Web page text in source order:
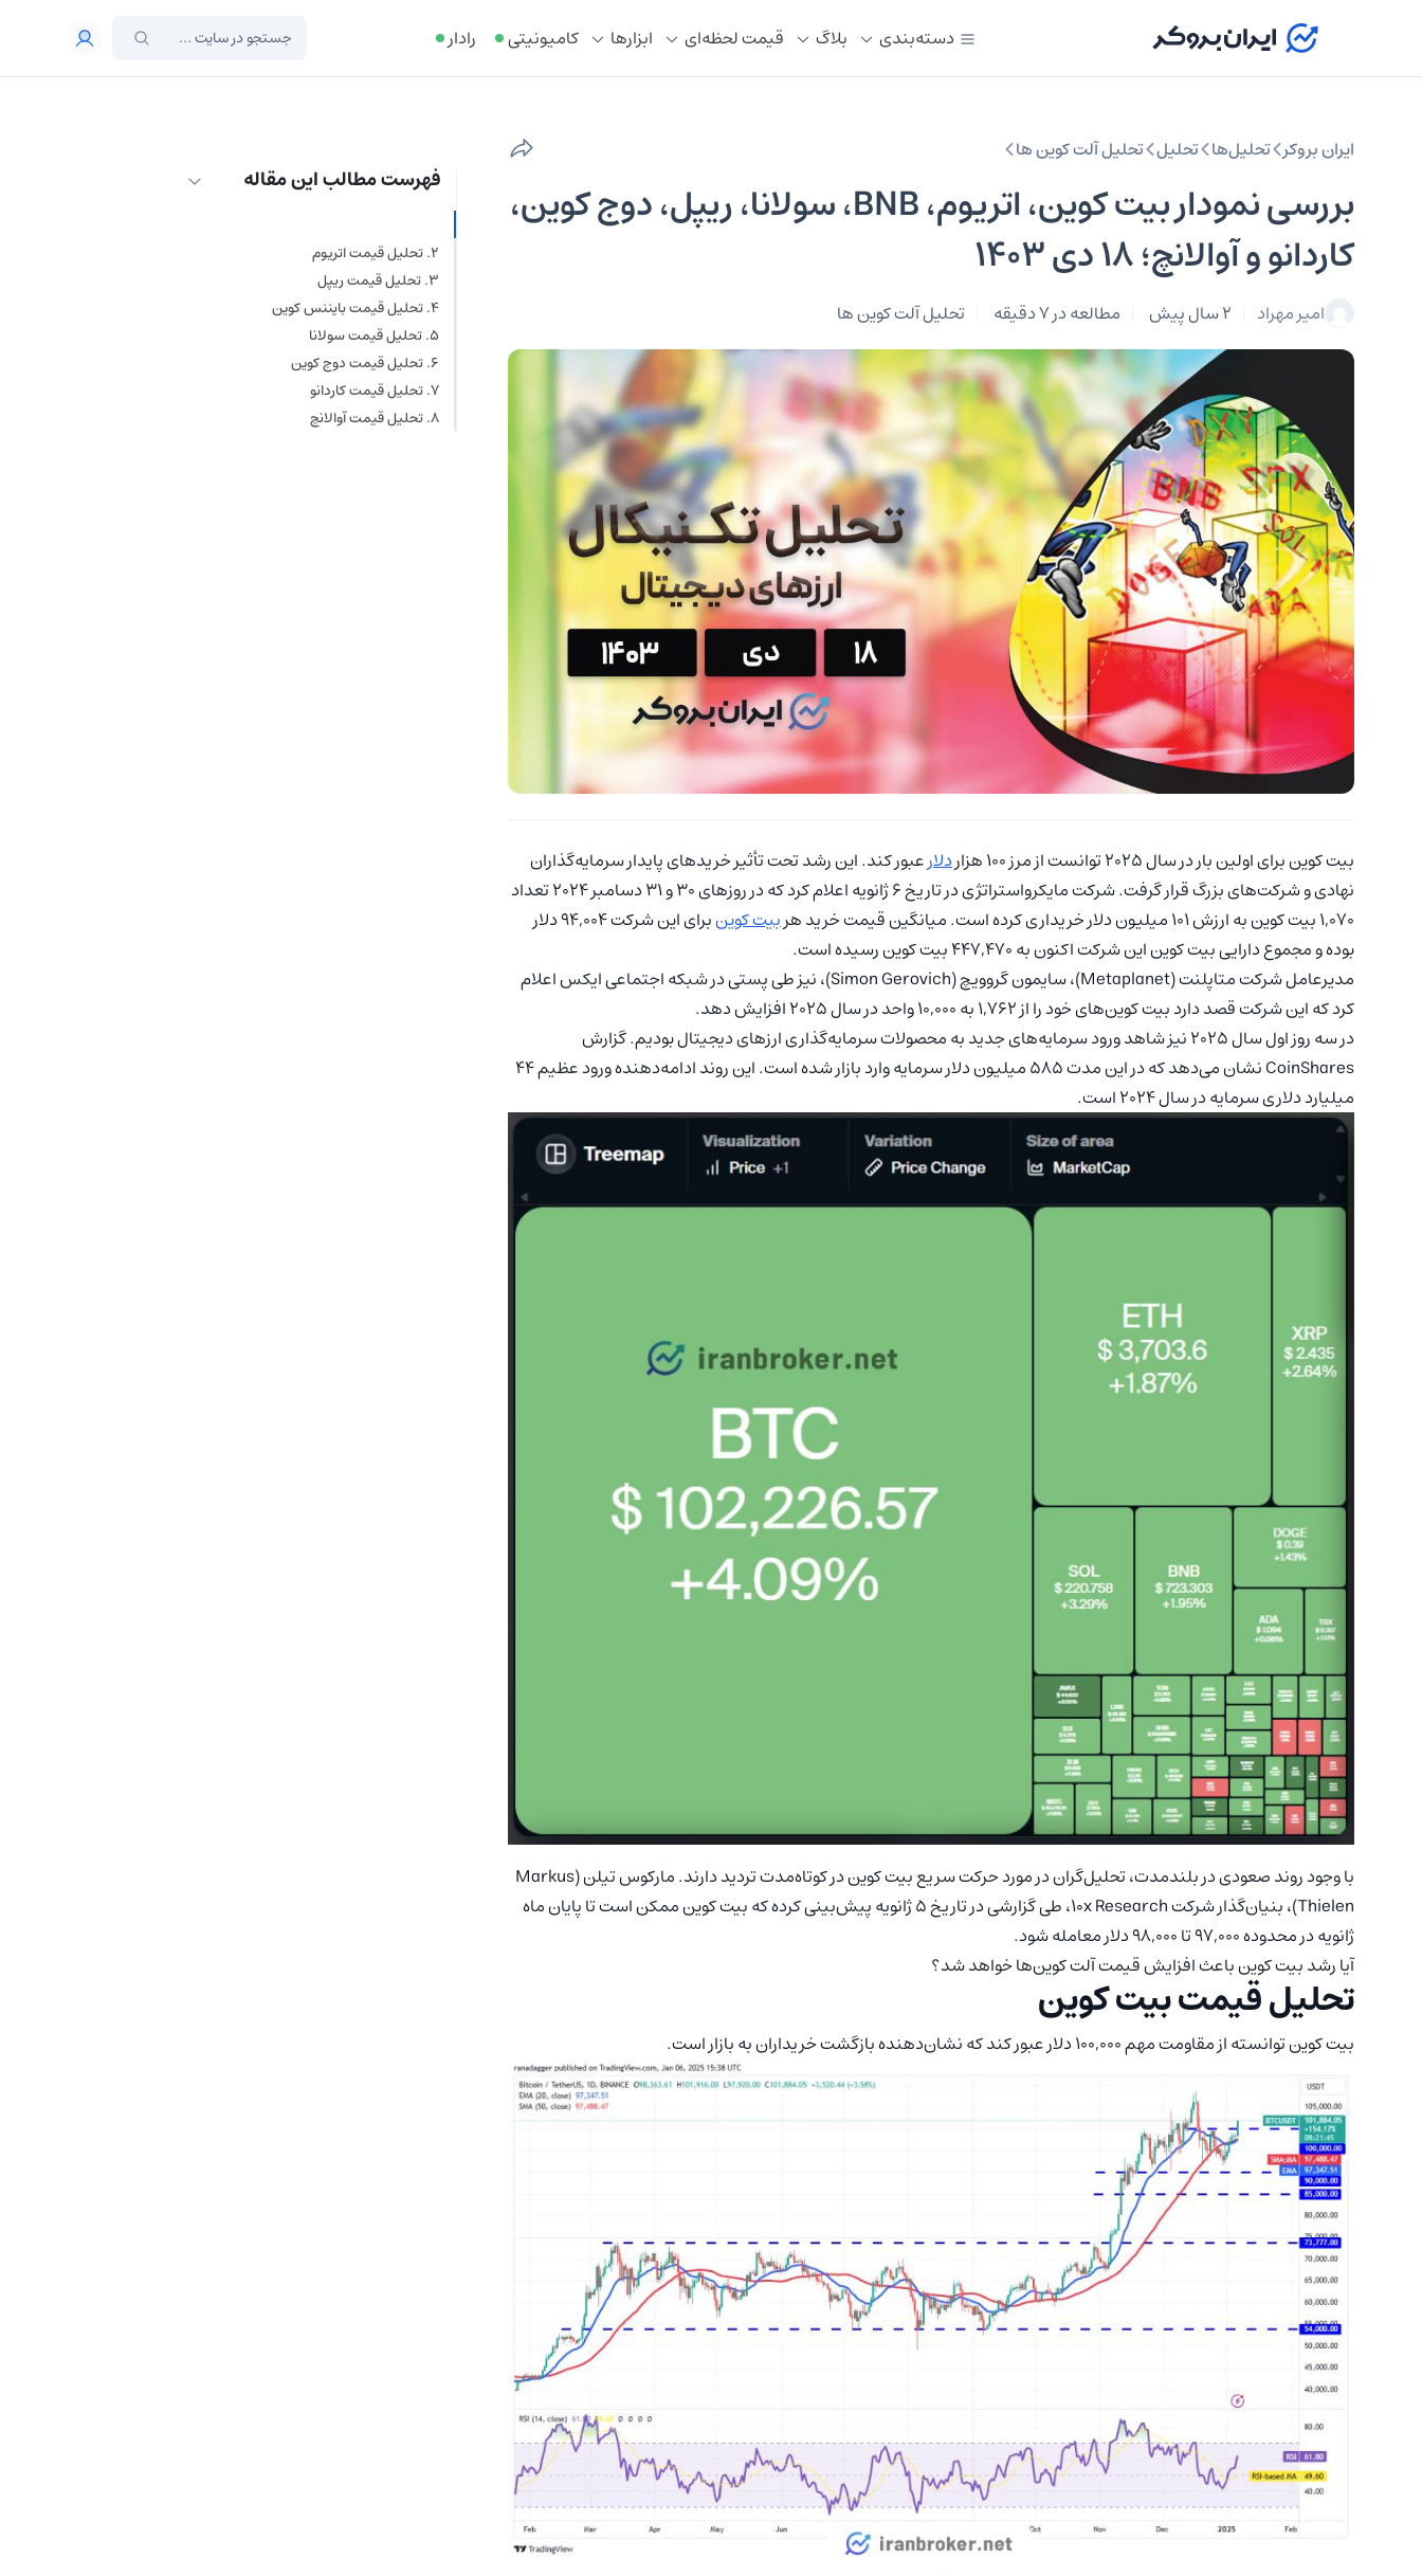
دسته‌بندی بلاگ قیمت لحظه‌ای ابزار‌ها کامیونیتی رادار
ایران بروکر تحلیل‌ها تحلیل‌ تحلیل آلت کوین ها
بررسی نمودار بیت کوین، اتریوم، BNB، سولانا، ریپل، دوج کوین،
کاردانو و آوالانچ؛ ۱۸ دی ۱۴۰۳
امیر مهراد 2 سال پیش مطالعه در 7 دقیقه تحلیل آلت کوین ها
بیت‌ کوین برای اولین بار در سال 2025 توانست از مرز 100 هزار دلارعبور کند. این رشد تحت تأثیر خریدهای پایدار سرمایه‌گذاران
نهادی و شرکت‌های بزرگ قرار گرفت. شرکت مایکرواستراتژی در تاریخ 6 ژانویه اعلام کرد که در روزهای 30 و 31 دسامبر 2024 تعداد
1,070 بیت‌ کوین به ارزش 101 میلیون دلار خریداری کرده است. میانگین قیمت خرید هر
بیت کوین
برای این شرکت 94,004 دلار
بوده و مجموع دارایی بیت‌ کوین این شرکت اکنون به 447,470 بیت‌ کوین رسیده است.
مدیرعامل شرکت متاپلنت (Metaplanet)، سایمون گروویچ (Simon Gerovich)، نیز طی پستی در شبکه اجتماعی ایکس اعلام
کرد که این شرکت قصد دارد بیت‌ کوین‌های خود را از 1,762 به 10,000 واحد در سال 2025 افزایش دهد.
در سه روز اول سال 2025 نیز شاهد ورود سرمایه‌های جدید به محصولات سرمایه‌گذاری ارزهای دیجیتال بودیم. گزارش
CoinShares نشان می‌دهد که در این مدت 585 میلیون دلار سرمایه وارد بازار شده است. این روند ادامه‌دهنده ورود عظیم 44
میلیارد دلاری سرمایه در سال 2024 است.
با وجود روند صعودی در بلندمدت، تحلیل‌گران در مورد حرکت سریع بیت‌ کوین در کوتاه‌مدت تردید دارند. مارکوس تیلن (Markus
Thielen)، بنیان‌گذار شرکت 10x Research، طی گزارشی در تاریخ 5 ژانویه پیش‌بینی کرده که بیت‌ کوین ممکن است تا پایان ماه
ژانویه در محدوده 97,000 تا 98,000 دلار معامله شود.
آیا رشد بیت کوین باعث افزایش قیمت آلت کوین‌ها خواهد شد؟
تحلیل قیمت بیت‌ کوین
بیت‌ کوین توانسته از مقاومت مهم 100,000 دلار عبور کند که نشان‌دهنده بازگشت خریداران به بازار است.
فهرست مطالب این مقاله
تحلیل قیمت بیت‌ کوین
تحلیل قیمت اتریوم
تحلیل قیمت ریپل
تحلیل قیمت بایننس‌ کوین
تحلیل قیمت سولانا
تحلیل قیمت دوج‌ کوین
تحلیل قیمت کاردانو
تحلیل قیمت آوالانچ